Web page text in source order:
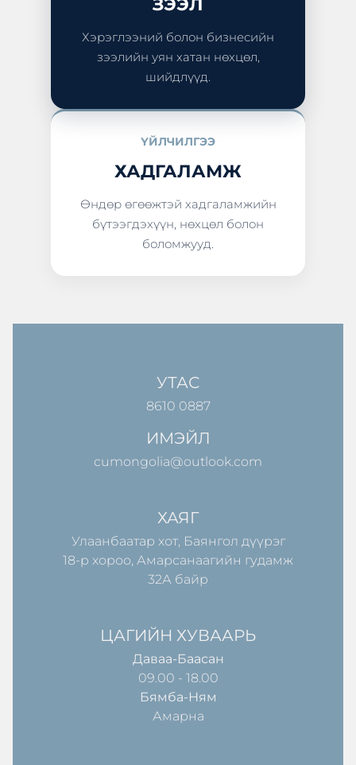
ЗЭЭЛ
Хэрэглээний болон бизнесийн
зээлийн уян хатан нөхцөл,
шийдлүүд.
ҮЙЛЧИЛГЭЭ
ХАДГАЛАМЖ
Өндөр өгөөжтэй хадгаламжийн
бүтээгдэхүүн, нөхцөл болон
боломжууд.
УТАС
8610 0887
ИМЭЙЛ
cumongolia@outlook.com
ХАЯГ
Улаанбаатар хот, Баянгол дүүрэг
18-р хороо, Амарсанаагийн гудамж
32А байр
ЦАГИЙН ХУВААРЬ
Даваа-Баасан
09.00 - 18.00
Бямба-Ням
Амарна